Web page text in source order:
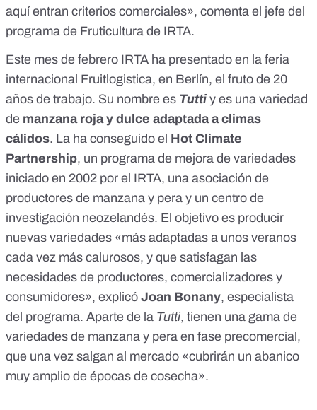
aquí entran criterios comerciales», comenta el jefe del
programa de Fruticultura de IRTA.
Este mes de febrero IRTA ha presentado en la feria
internacional Fruitlogistica, en Berlín, el fruto de 20
años de trabajo. Su nombre es Tutti y es una variedad
de manzana roja y dulce adaptada a climas
cálidos. La ha conseguido el Hot Climate
Partnership, un programa de mejora de variedades
iniciado en 2002 por el IRTA, una asociación de
productores de manzana y pera y un centro de
investigación neozelandés. El objetivo es producir
nuevas variedades «más adaptadas a unos veranos
cada vez más calurosos, y que satisfagan las
necesidades de productores, comercializadores y
consumidores», explicó Joan Bonany, especialista
del programa. Aparte de la Tutti, tienen una gama de
variedades de manzana y pera en fase precomercial,
que una vez salgan al mercado «cubrirán un abanico
muy amplio de épocas de cosecha».